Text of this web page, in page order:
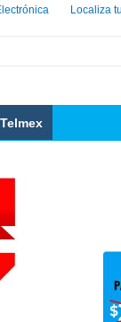
Localiza